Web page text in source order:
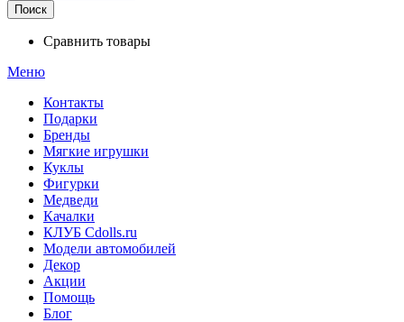
Поиск
Сравнить товары
Меню
Контакты
Подарки
Бренды
Мягкие игрушки
Куклы
Фигурки
Медведи
Качалки
КЛУБ Cdolls.ru
Модели автомобилей
Декор
Акции
Помощь
Блог